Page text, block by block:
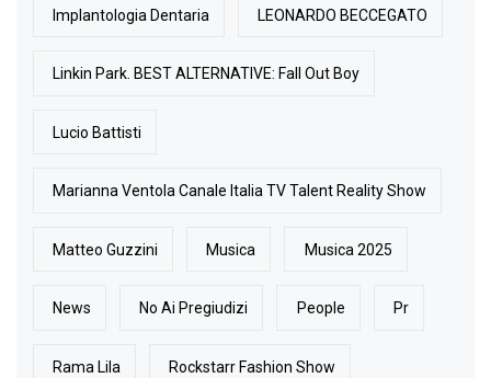
Implantologia Dentaria LEONARDO BECCEGATO
Linkin Park. BEST ALTERNATIVE: Fall Out Boy
Lucio Battisti
Marianna Ventola Canale Italia TV Talent Reality Show
Matteo Guzzini Musica Musica 2025
News No Ai Pregiudizi People Pr
Rama Lila Rockstarr Fashion Show